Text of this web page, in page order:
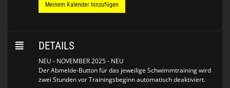
Meinem Kalender hinzufügen
DETAILS
NEU - NOVEMBER 2025 - NEU
Der Abmelde-Button für das jeweilige Schwimmtraining wird
zwei Stunden vor Trainingsbeginn automatisch deaktiviert.